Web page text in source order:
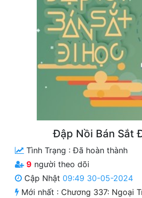
Xa Lộ Dịch
Cung Đấu
Đập Nồi Bán Sắt
Tình Trạng :Đã hoàn thành
9 người theo dõi
Cập Nhật 09:49 30-05-2024
Mới nhất : Chương 337: Ngoại